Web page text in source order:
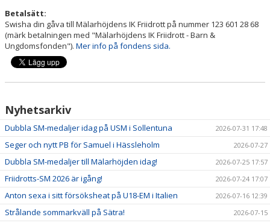
Betalsätt:
Swisha din gåva till Mälarhöjdens IK Friidrott på nummer 123 601 28 68
(märk betalningen med "Mälarhöjdens IK Friidrott - Barn &
Ungdomsfonden"). Mer info på fondens sida.
Nyhetsarkiv
Dubbla SM-medaljer idag på USM i Sollentuna 2026-07-31 17:48
Seger och nytt PB för Samuel i Hässleholm 2026-07-27
Dubbla SM-medaljer till Mälarhöjden idag! 2026-07-25 17:57
Friidrotts-SM 2026 är igång! 2026-07-24 17:07
Anton sexa i sitt försöksheat på U18-EM i Italien 2026-07-16 12:39
Strålande sommarkväll på Sätra! 2026-07-15